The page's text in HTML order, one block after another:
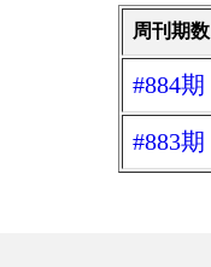
周刊期数
#884期
#883期